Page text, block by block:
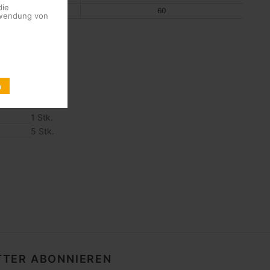
60
1 Stk.
5 Stk.
ABONNIEREN
von